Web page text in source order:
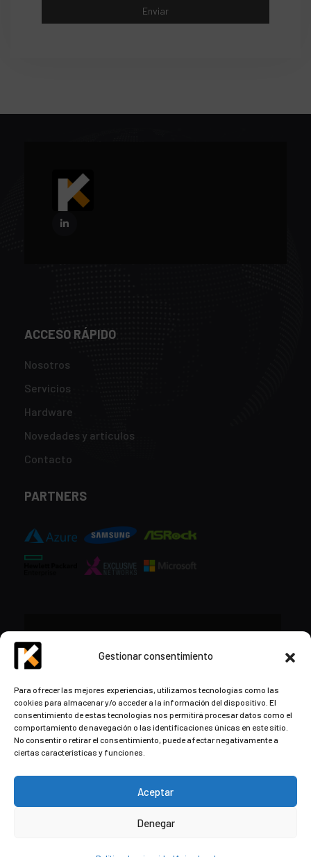
Gestionar consentimiento
Para ofrecer las mejores experiencias, utilizamos tecnologías como las
cookies para almacenar y/o acceder a la información del dispositivo. El
consentimiento de estas tecnologías nos permitirá procesar datos como el
comportamiento de navegación o las identificaciones únicas en este sitio.
No consentir o retirar el consentimiento, puede afectar negativamente a
ciertas características y funciones.
Aceptar
Denegar
ACCESO RÁPIDO
Nosotros
Servicios
Hardware
Novedades y artículos
Contacto
PARTNERS
contacto@kds.cloud
www.kds.cloud
Plaza Libertad 8Entreplanta, Oficina
31004 Pamplona,
by Kaizen Development Solutions ·